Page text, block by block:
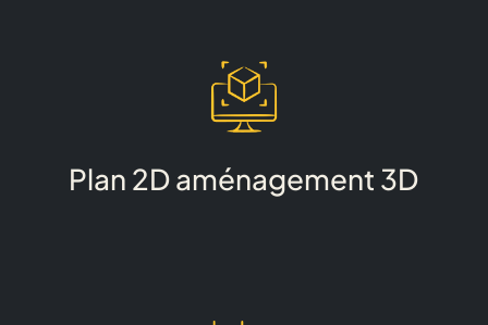
Plan 2D aménagement 3D